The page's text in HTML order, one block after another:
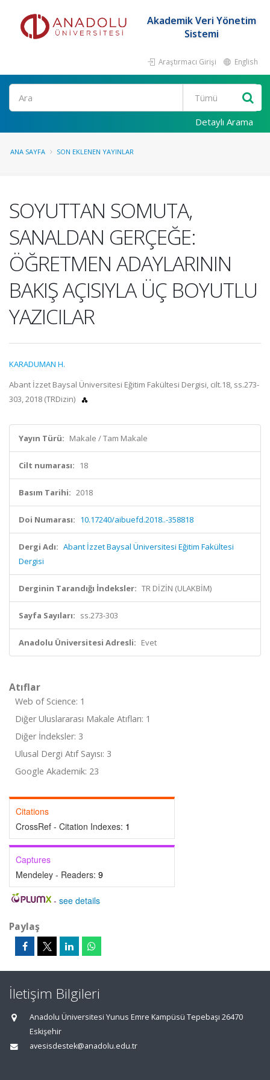
Akademik Veri Yönetim
Sistemi
Araştırmacı Girişi English
Ara
Detaylı Arama
ANA SAYFA SON EKLENEN YAYINLAR
SOYUTTAN SOMUTA,
SANALDAN GERÇEĞE:
ÖĞRETMEN ADAYLARININ
BAKIŞ AÇISIYLA ÜÇ BOYUTLU
YAZICILAR
KARADUMAN H.
Abant İzzet Baysal Üniversitesi Eğitim Fakültesi Dergisi, cilt.18, ss.273-
303, 2018 (TRDizin)
Yayın Türü: Makale / Tam Makale
Cilt numarası: 18
Basım Tarihi: 2018
Doi Numarası: 10.17240/aibuefd.2018..-358818
Dergi Adı: Abant İzzet Baysal Üniversitesi Eğitim Fakültesi
Dergisi
Derginin Tarandığı İndeksler: TR DİZİN (ULAKBİM)
Sayfa Sayıları: ss.273-303
Anadolu Üniversitesi Adresli: Evet
Atıflar
Web of Science: 1
Diğer Uluslararası Makale Atıfları: 1
Diğer İndeksler: 3
Ulusal Dergi Atıf Sayısı: 3
Google Akademik: 23
Citations
CrossRef - Citation Indexes: 1
Captures
Mendeley - Readers: 9
- see details
Paylaş
İletişim Bilgileri
Anadolu Üniversitesi Yunus Emre Kampüsü Tepebaşı 26470
Eskişehir
avesisdestek@anadolu.edu.tr